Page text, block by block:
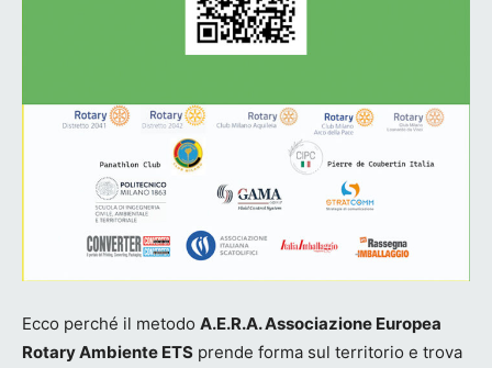
Ecco perché il metodo A.E.R.A. Associazione Europea
Rotary Ambiente ETS prende forma sul territorio e trova